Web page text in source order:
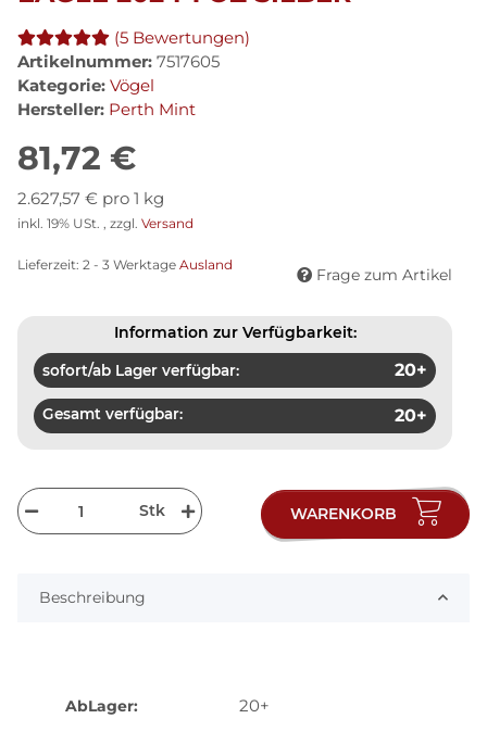
(5 Bewertungen)
Artikelnummer: 7517605
Kategorie: Vögel
Hersteller: Perth Mint
81,72 €
2.627,57 € pro 1 kg
inkl. 19% USt. , zzgl. Versand
Lieferzeit: 2 - 3 Werktage Ausland
Frage zum Artikel
Information zur Verfügbarkeit:
sofort/ab Lager verfügbar: 20+
Gesamt verfügbar: 20+
Stk WARENKORB
Beschreibung
AbLager: 20+